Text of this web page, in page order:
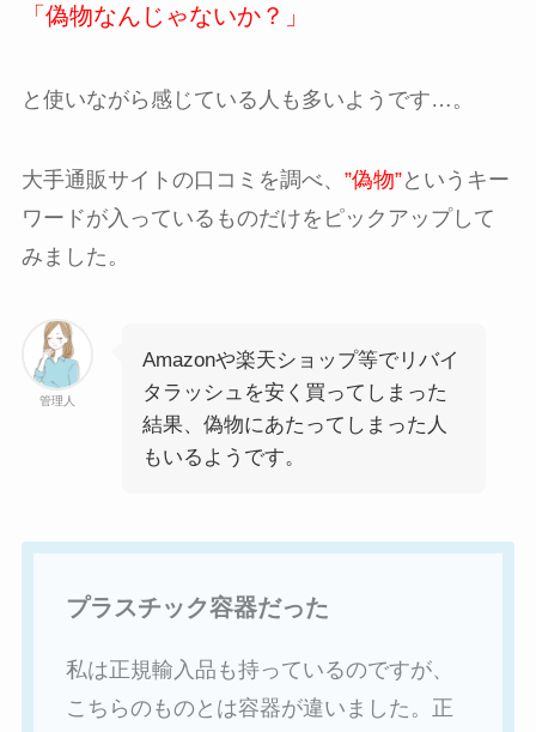
「偽物なんじゃないか？」
と使いながら感じている人も多いようです…。
大手通販サイトの口コミを調べ、 ”偽物”というキー
ワードが入っているものだけをピックアップして
みました。
管理人
Amazonや楽天ショップ等でリバイ
タラッシュを安く買ってしまった
結果、偽物にあたってしまった人
もいるようです。
プラスチック容器だった
私は正規輸入品も持っているのですが、
こちらのものとは容器が違いました。正